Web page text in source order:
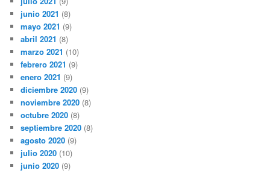
junio 2021 (8)
mayo 2021 (9)
abril 2021 (8)
marzo 2021 (10)
febrero 2021 (9)
enero 2021 (9)
diciembre 2020 (9)
noviembre 2020 (8)
octubre 2020 (8)
septiembre 2020 (8)
agosto 2020 (9)
julio 2020 (10)
junio 2020 (9)